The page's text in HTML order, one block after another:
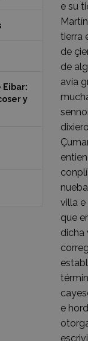
e su
tierra
de
de
avía
villa e
que
dicha
e
Eibar:
y